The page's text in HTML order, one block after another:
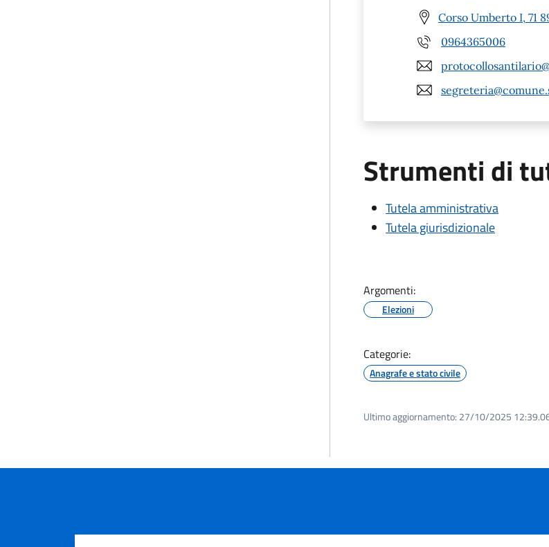
Corso Umberto I, 71
0964365006
Strumenti di
Tutela amministrativa
Tutela giurisdizionale
Argomenti:
Elezioni
Categorie:
Anagrafe e stato civile
Ultimo aggiornamento: 27/10/2025